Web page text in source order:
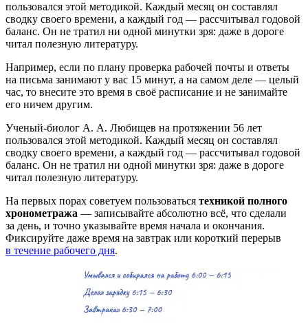
пользовался этой методикой. Каждый месяц он составлял
сводку своего времени, а каждый год — рассчитывал годовой
баланс. Он не тратил ни одной минутки зря: даже в дороге
читал полезную литературу.
Например, если по плану проверка рабочей почты и ответы
на письма занимают у вас 15 минут, а на самом деле — целый
час, то внесите это время в своё расписание и не занимайте
его ничем другим.
Ученый-биолог А. А. Любищев на протяжении 56 лет
пользовался этой методикой. Каждый месяц он составлял
сводку своего времени, а каждый год — рассчитывал годовой
баланс. Он не тратил ни одной минутки зря: даже в дороге
читал полезную литературу.
На первых порах советуем пользоваться техникой полного
хронометража — записывайте абсолютно всё, что сделали
за день, и точно указывайте время начала и окончания.
Фиксируйте даже время на завтрак или короткий перерыв
в течение рабочего дня.